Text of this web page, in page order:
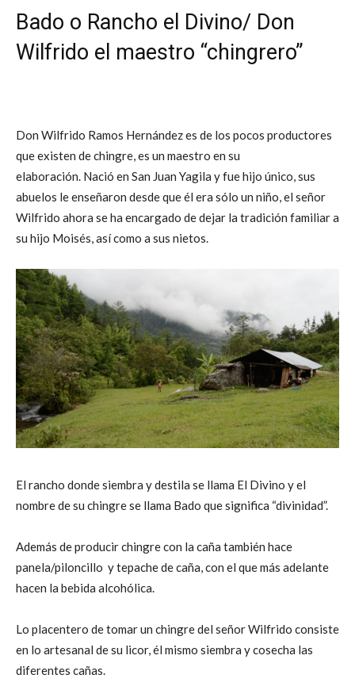
Bado o Rancho el Divino/ Don
Wilfrido el maestro “chingrero”
Don Wilfrido Ramos Hernández es de los pocos productores
que existen de chingre, es un maestro en su
elaboración. Nació en San Juan Yagila y fue hijo único, sus
abuelos le enseñaron desde que él era sólo un niño, el señor
Wilfrido ahora se ha encargado de dejar la tradición familiar a
su hijo Moisés, así como a sus nietos.
El rancho donde siembra y destila se llama El Divino y el
nombre de su chingre se llama Bado que significa “divinidad”.
Además de producir chingre con la caña también hace
panela/piloncillo y tepache de caña, con el que más adelante
hacen la bebida alcohólica.
Lo placentero de tomar un chingre del señor Wilfrido consiste
en lo artesanal de su licor, él mismo siembra y cosecha las
diferentes cañas.